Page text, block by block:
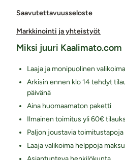
Saavutettavuusseloste
Markkinointi ja yhteistyöt
Miksi juuri Kaalimato.com
Laaja ja monipuolinen
Arkisin ennen klo 14 tehdyt
päivänä
Aina huomaamaton paketti
Ilmainen toimitus yli 60€
Paljon joustavia toimitustapoja
Laaja valikoima helppoja